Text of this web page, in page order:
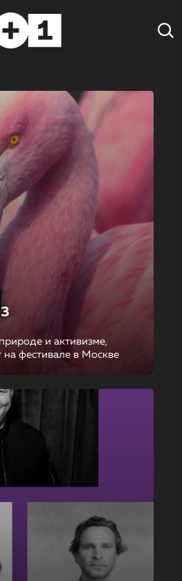
и активизме,
на фестивале в Москве